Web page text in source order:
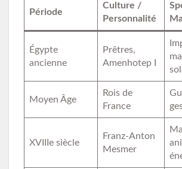
Période
Culture /
Personnalité
Égypte
ancienne
Prêtres,
Amenhotep I
Moyen Âge
Rois de
France
XVIIIe siècle
Franz-Anton
Mesmer